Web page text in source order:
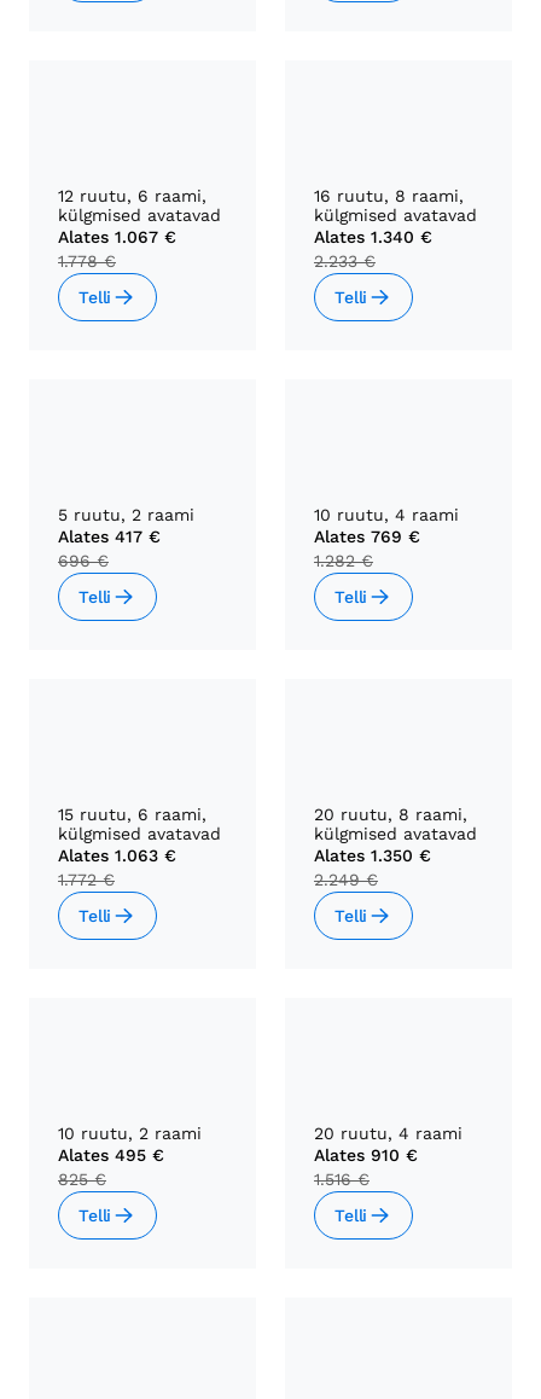
12 ruutu, 6 raami,
külgmised avatavad
Alates 1.067 €
1.778 €
Telli
16 ruutu, 8 raami,
külgmised avatavad
Alates 1.340 €
2.233 €
Telli
5 ruutu, 2 raami
Alates 417 €
696 €
Telli
10 ruutu, 4 raami
Alates 769 €
1.282 €
Telli
15 ruutu, 6 raami,
külgmised avatavad
Alates 1.063 €
1.772 €
Telli
20 ruutu, 8 raami,
külgmised avatavad
Alates 1.350 €
2.249 €
Telli
10 ruutu, 2 raami
Alates 495 €
825 €
Telli
20 ruutu, 4 raami
Alates 910 €
1.516 €
Telli